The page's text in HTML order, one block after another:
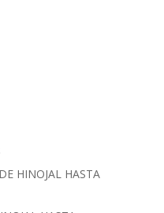
DE HINOJAL HASTA